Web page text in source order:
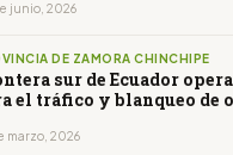
junio, 2026
DE ZAMORA CHINCHIPE
sur de Ecuador
el tráfico y blanqueo de
marzo, 2026